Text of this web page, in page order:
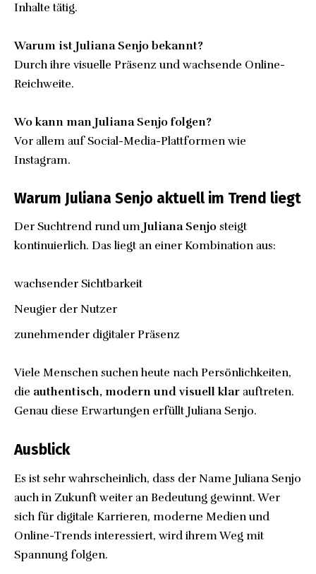
Inhalte tätig.
Warum ist Juliana Senjo bekannt?
Durch ihre visuelle Präsenz und wachsende Online-
Reichweite.
Wo kann man Juliana Senjo folgen?
Vor allem auf Social-Media-Plattformen wie
Instagram.
Warum Juliana Senjo aktuell im Trend liegt
Der Suchtrend rund um Juliana Senjo steigt
kontinuierlich. Das liegt an einer Kombination aus:
wachsender Sichtbarkeit
Neugier der Nutzer
zunehmender digitaler Präsenz
Viele Menschen suchen heute nach Persönlichkeiten,
die authentisch, modern und visuell klar auftreten.
Genau diese Erwartungen erfüllt Juliana Senjo.
Ausblick
Es ist sehr wahrscheinlich, dass der Name Juliana Senjo
auch in Zukunft weiter an Bedeutung gewinnt. Wer
sich für digitale Karrieren, moderne Medien und
Online-Trends interessiert, wird ihrem Weg mit
Spannung folgen.